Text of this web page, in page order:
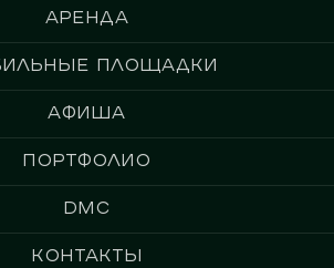
Аренда
площадки
Афиша
Портфолио
DMC
Контакты